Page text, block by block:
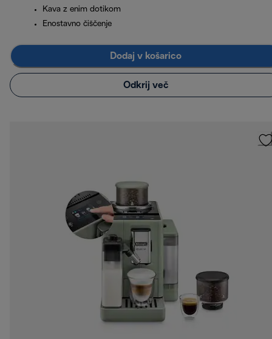
Kava z enim dotikom
Enostavno čiščenje
Dodaj v košarico
Odkrij več